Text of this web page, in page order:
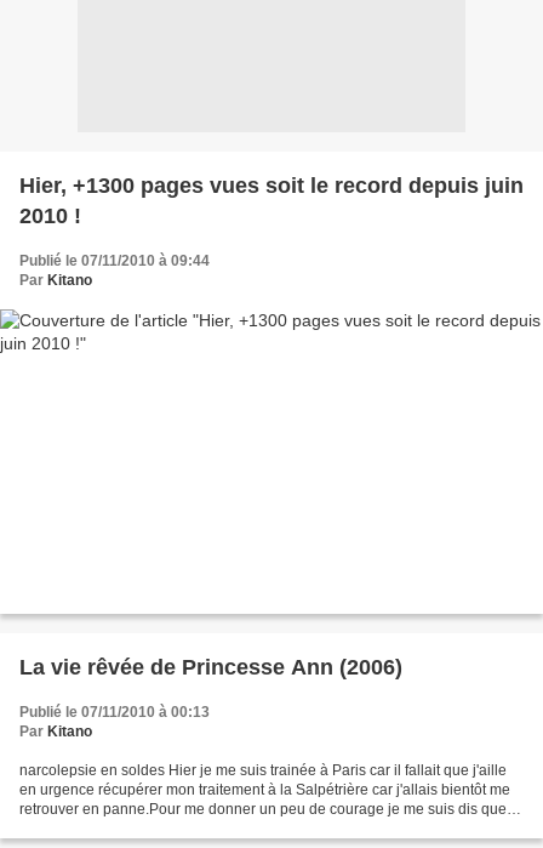
Hier, +1300 pages vues soit le record depuis juin
2010 !
Publié le 07/11/2010 à 09:44
Par Kitano
La vie rêvée de Princesse Ann (2006)
Publié le 07/11/2010 à 00:13
Par Kitano
narcolepsie en soldes Hier je me suis trainée à Paris car il fallait que j'aille
en urgence récupérer mon traitement à la Salpétrière car j'allais bientôt me
retrouver en panne.Pour me donner un peu de courage je me suis dis que